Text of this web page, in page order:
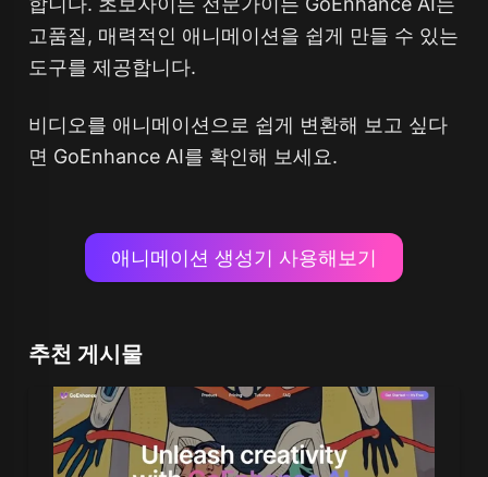
고품질, 매력적인 애니메이션을 쉽게 만들 수 있는
도구를 제공합니다.
비디오를 애니메이션으로 쉽게 변환해 보고 싶다
면 GoEnhance AI를 확인해 보세요.
애니메이션 생성기 사용해보기
추천 게시물